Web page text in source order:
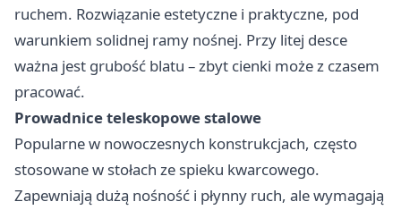
ruchem. Rozwiązanie estetyczne i praktyczne, pod
warunkiem solidnej ramy nośnej. Przy litej desce
ważna jest grubość blatu – zbyt cienki może z czasem
pracować.
Prowadnice teleskopowe stalowe
Popularne w nowoczesnych konstrukcjach, często
stosowane w stołach ze spieku kwarcowego.
Zapewniają dużą nośność i płynny ruch, ale wymagają